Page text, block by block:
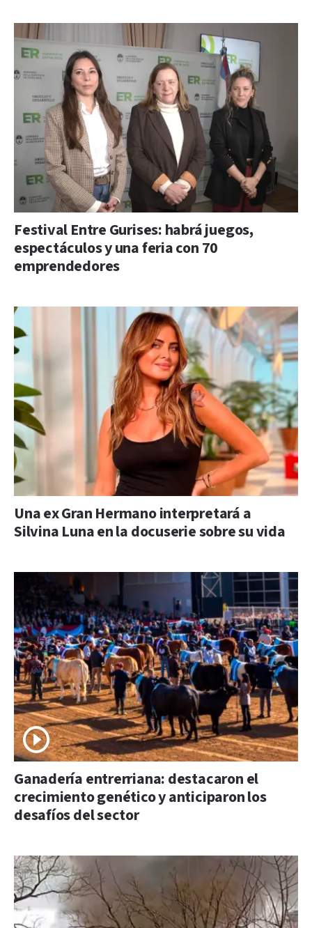
Festival Entre Gurises: habrá juegos,
espectáculos y una feria con 70
emprendedores
Una ex Gran Hermano interpretará a
Silvina Luna en la docuserie sobre su vida
Ganadería entrerriana: destacaron el
crecimiento genético y anticiparon los
desafíos del sector